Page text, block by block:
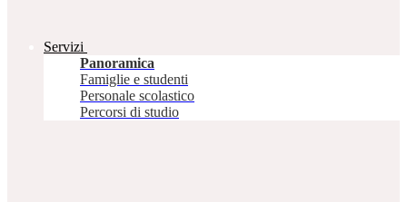
Servizi
Panoramica
Famiglie e studenti
Personale scolastico
Percorsi di studio